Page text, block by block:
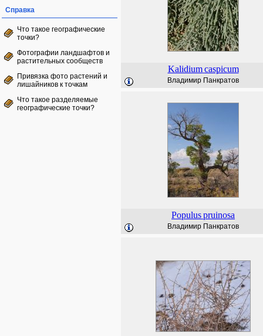
Справка
Что такое географические
точки?
Фотографии ландшафтов и
растительных сообществ
Привязка фото растений и
лишайников к точкам
Что такое разделяемые
географические точки?
Kalidium caspicum
Владимир Панкратов
Populuspruinosa
Владимир Панкратов